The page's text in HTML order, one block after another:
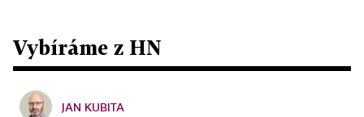
Vybíráme z HN
JAN KUBITA